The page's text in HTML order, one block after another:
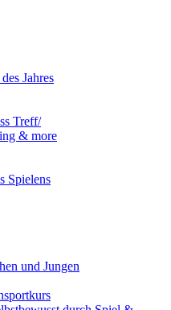
Jahres
Treff/
& more
Spielens
und Jungen